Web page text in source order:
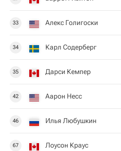
33 Алекс Голигоски
34 Карл Содерберг
35 Дарси Кемпер
42 Аарон Несс
46 Илья Любушкин
67 Лоусон Краус